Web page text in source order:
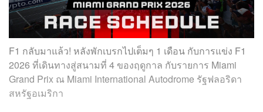
F1 กลับมาแล้ว! หลังพักเบรกไปเต็มๆ 1 เดือน กับการแข่ง F1
2026 ที่เดินทางสู่สนามที่ 4 ของฤดูกาล กับรายการ Miami
Grand Prix ณ Miami International Autodrome รัฐฟลอริดา
สหรัฐอเมริกา